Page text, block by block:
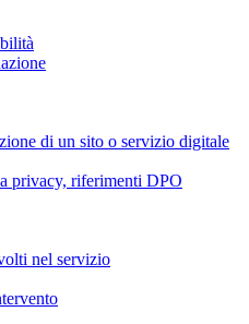
di un sito o servizio digitale
privacy, riferimenti DPO
nel servizio